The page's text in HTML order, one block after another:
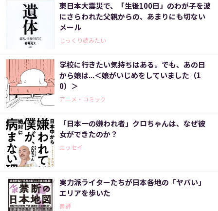
東日本大震災で、「生後100日」のわが子を波
にさらわれた父親からの、あまりにも切ない
メール
じっくり読みたい
学校に行きたい気持ちはある。でも、あの日
から娘は...＜娘がいじめをしていました（1
0）＞
アニメ・コミック
「日本一の嫌われ者」クロちゃんは、なぜ彼
女ができたのか？
エッセイ
実力派ライターたちが日本各地の「ヤバい」
エリアを歩いた
書評